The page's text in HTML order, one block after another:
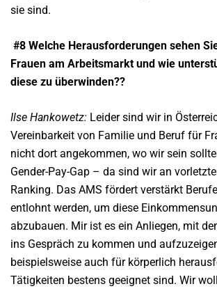
sie sind.
#8 Welche Herausforderungen sehen
Frauen am Arbeitsmarkt und wie
diese zu überwinden??
Ilse Hankowetz: Leider sind wir in
Vereinbarkeit von Familie und Beruf für
nicht dort angekommen, wo wir sein
Gender-Pay-Gap – da sind wir an
Ranking. Das AMS fördert verstärkt
entlohnt werden, um diese
abzubauen. Mir ist es ein Anliegen, mit
ins Gespräch zu kommen und
beispielsweise auch für körperlich
Tätigkeiten bestens geeignet sind. Wir